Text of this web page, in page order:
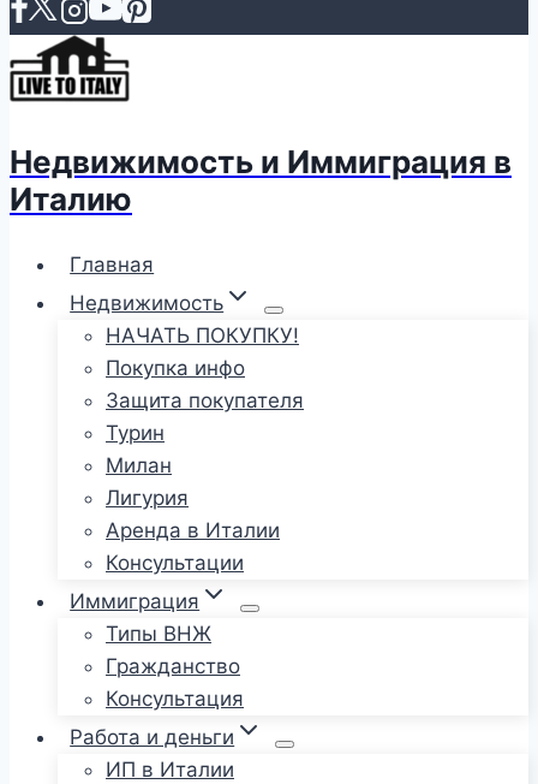
Недвижимость и Иммиграция в
Италию
Главная
Недвижимость
НАЧАТЬ ПОКУПКУ!
Покупка инфо
Защита покупателя
Турин
Милан
Лигурия
Аренда в Италии
Консультации
Иммиграция
Типы ВНЖ
Гражданство
Консультация
Работа и деньги
ИП в Италии